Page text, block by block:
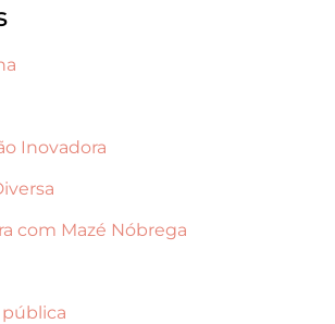
Inovadora
com Mazé Nóbrega
pública